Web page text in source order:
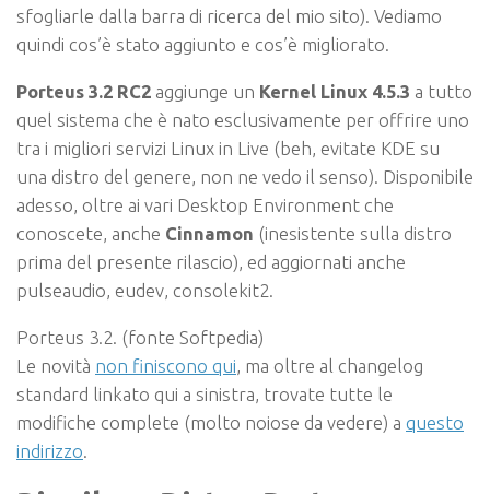
sfogliarle dalla barra di ricerca del mio sito). Vediamo
quindi cos’è stato aggiunto e cos’è migliorato.
Porteus 3.2 RC2 aggiunge un Kernel Linux 4.5.3 a tutto
quel sistema che è nato esclusivamente per offrire uno
tra i migliori servizi Linux in Live (beh, evitate KDE su
una distro del genere, non ne vedo il senso). Disponibile
adesso, oltre ai vari Desktop Environment che
conoscete, anche Cinnamon (inesistente sulla distro
prima del presente rilascio), ed aggiornati anche
pulseaudio, eudev, consolekit2.
Porteus 3.2. (fonte Softpedia)
Le novità non finiscono qui , ma oltre al changelog
standard linkato qui a sinistra, trovate tutte le
modifiche complete (molto noiose da vedere) a questo
indirizzo